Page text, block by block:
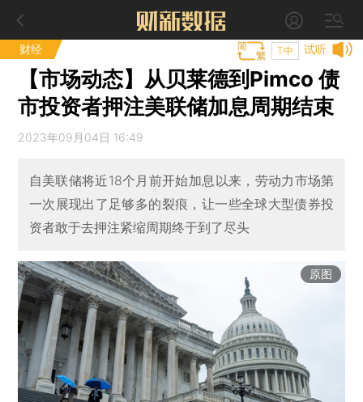
财经 试听
T中
【市场动态】从贝莱德到Pimco 债
市投资者押注美联储加息周期结束
2023年09月04日 16:49
自美联储将近18个月前开始加息以来，劳动力市场第
一次展现出了足够多的裂痕，让一些全球大型债券投
资者敢于去押注紧缩周期终于到了尽头
原图